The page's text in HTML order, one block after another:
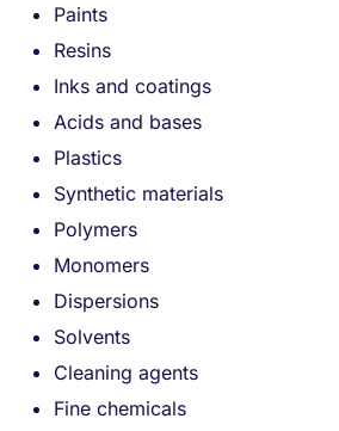
Paints
Resins
Inks and coatings
Acids and bases
Plastics
Synthetic materials
Polymers
Monomers
Dispersions
Solvents
Cleaning agents
Fine chemicals